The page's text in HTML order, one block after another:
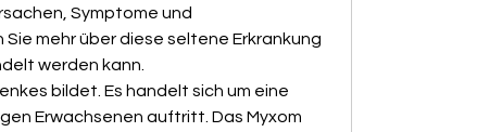
Symptome und
mehr über diese seltene Erkrankung
werden kann.
Erwachsenen auftritt. Das Myxom